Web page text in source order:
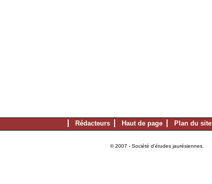
Rédacteurs Haut de page Plan du site
© 2007 - Société d'études jaurésiennes.